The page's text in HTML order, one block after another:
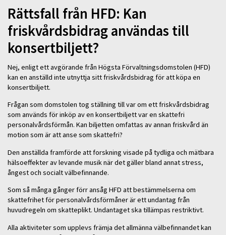
Rättsfall från HFD: Kan
friskvårdsbidrag användas till
konsertbiljett?
Nej, enligt ett avgörande från Högsta Förvaltningsdomstolen (HFD)
kan en anställd inte utnyttja sitt friskvårdsbidrag för att köpa en
konsertbiljett.
Frågan som domstolen tog ställning till var om ett friskvårdsbidrag
som används för inköp av en konsertbiljett var en skattefri
personalvårdsförmån. Kan biljetten omfattas av annan friskvård än
motion som är att anse som skattefri?
Den anställda framförde att forskning visade på tydliga och mätbara
hälsoeffekter av levande musik när det gäller bland annat stress,
ångest och socialt välbefinnande.
Som så många gånger förr ansåg HFD att bestämmelserna om
skattefrihet för personalvårdsförmåner är ett undantag från
huvudregeln om skatteplikt. Undantaget ska tillämpas restriktivt.
Alla aktiviteter som upplevs främja det allmänna välbefinnandet kan